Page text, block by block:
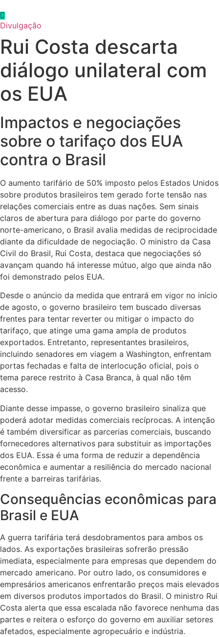
para
o
conteúdo
Divulgação
Rui Costa descarta
diálogo unilateral com
os EUA
Impactos e negociações
sobre o tarifaço dos EUA
contra o Brasil
O aumento tarifário de 50% imposto pelos Estados Unidos
sobre produtos brasileiros tem gerado forte tensão nas
relações comerciais entre as duas nações. Sem sinais
claros de abertura para diálogo por parte do governo
norte-americano, o Brasil avalia medidas de reciprocidade
diante da dificuldade de negociação. O ministro da Casa
Civil do Brasil, Rui Costa, destaca que negociações só
avançam quando há interesse mútuo, algo que ainda não
foi demonstrado pelos EUA.
Desde o anúncio da medida que entrará em vigor no início
de agosto, o governo brasileiro tem buscado diversas
frentes para tentar reverter ou mitigar o impacto do
tarifaço, que atinge uma gama ampla de produtos
exportados. Entretanto, representantes brasileiros,
incluindo senadores em viagem a Washington, enfrentam
portas fechadas e falta de interlocução oficial, pois o
tema parece restrito à Casa Branca, à qual não têm
acesso.
Diante desse impasse, o governo brasileiro sinaliza que
poderá adotar medidas comerciais recíprocas. A intenção
é também diversificar as parcerias comerciais, buscando
fornecedores alternativos para substituir as importações
dos EUA. Essa é uma forma de reduzir a dependência
econômica e aumentar a resiliência do mercado nacional
frente a barreiras tarifárias.
Consequências econômicas para
Brasil e EUA
A guerra tarifária terá desdobramentos para ambos os
lados. As exportações brasileiras sofrerão pressão
imediata, especialmente para empresas que dependem do
mercado americano. Por outro lado, os consumidores e
empresários americanos enfrentarão preços mais elevados
em diversos produtos importados do Brasil. O ministro Rui
Costa alerta que essa escalada não favorece nenhuma das
partes e reitera o esforço do governo em auxiliar setores
afetados, especialmente agropecuário e indústria.